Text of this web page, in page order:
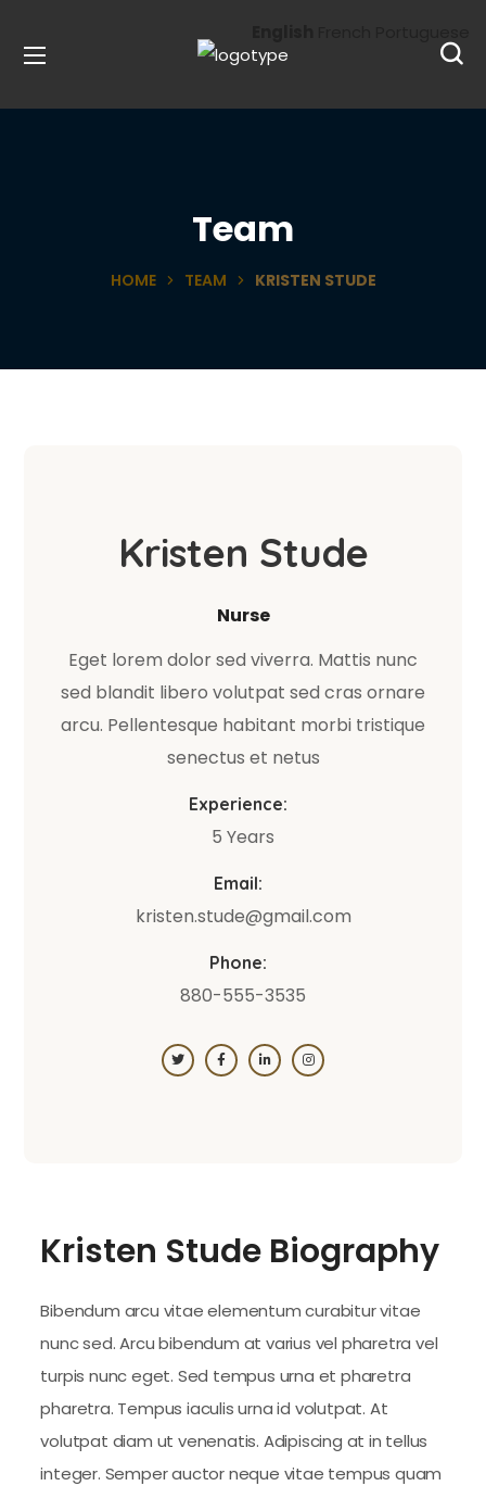
Team
HOME TEAM KRISTEN STUDE
Kristen Stude
Nurse
Eget lorem dolor sed viverra. Mattis nunc
sed blandit libero volutpat sed cras ornare
arcu. Pellentesque habitant morbi tristique
senectus et netus
Experience:
5 Years
Email:
kristen.stude@gmail.com
Phone:
880-555-3535
Kristen Stude Biography
Bibendum arcu vitae elementum curabitur vitae
nunc sed. Arcu bibendum at varius vel pharetra vel
turpis nunc eget. Sed tempus urna et pharetra
pharetra. Tempus iaculis urna id volutpat. At
volutpat diam ut venenatis. Adipiscing at in tellus
integer. Semper auctor neque vitae tempus quam